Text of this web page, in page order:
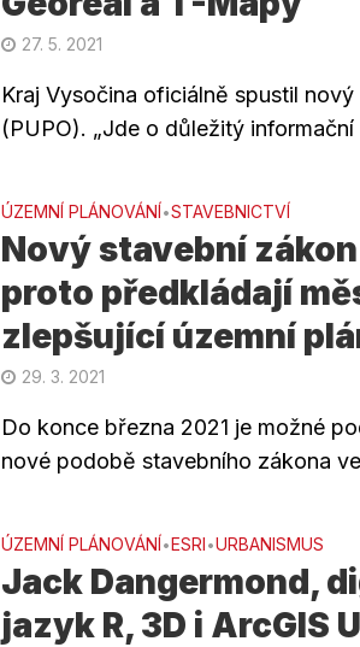
27. 5. 2021
Kraj Vysočina oficiálně spustil
(PUPO). „Jde o důležitý
ÚZEMNÍ PLÁNOVÁNÍ•STAVEBNICTVÍ
Nový stavební
proto předkládají
zlepšující územní
29. 3. 2021
Do konce března 2021 je možné
nové podobě stavebního zákona
ÚZEMNÍ PLÁNOVÁNÍ•ESRI•URBANISMUS
Jack Dangermond,
jazyk R, 3D i ArcGIS